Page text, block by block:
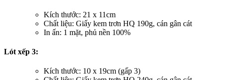
Kích thước: 21 x 11cm
Chất liệu: Giấy kem trơn HQ 190g, cán gân cát
In ấn: 1 mặt, phủ nền 100%
Lót xếp 3:
Kích thước: 10 x 19cm (gấp 3)